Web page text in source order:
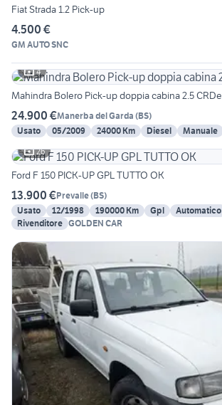
Fiat Strada 1.2 Pick-up
4.500 €
GM AUTO SNC
4
Mahindra Bolero Pick-up doppia cabina 2.5 CRDe
24.900 €Manerba del Garda (BS)
Usato
05/2009 24000 Km Diesel Manuale
26
Ford F 150 PICK-UP GPL TUTTO OK
13.900 €Prevalle(BS)
Usato
12/1998 190000 Km Gpl
Automatico
Rivenditore GOLDEN CAR